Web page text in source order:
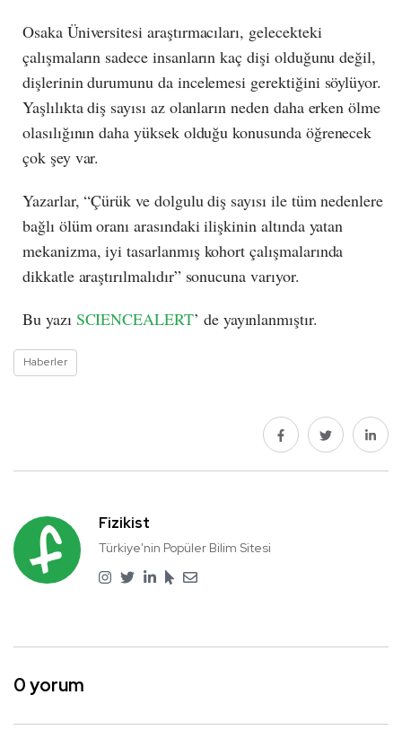
Osaka Üniversitesi araştırmacıları, gelecekteki
çalışmaların sadece insanların kaç dişi olduğunu değil,
dişlerinin durumunu da incelemesi gerektiğini söylüyor.
Yaşlılıkta diş sayısı az olanların neden daha erken ölme
olasılığının daha yüksek olduğu konusunda öğrenecek
çok şey var.
Yazarlar, “Çürük ve dolgulu diş sayısı ile tüm nedenlere
bağlı ölüm oranı arasındaki ilişkinin altında yatan
mekanizma, iyi tasarlanmış kohort çalışmalarında
dikkatle araştırılmalıdır” sonucuna varıyor.
Bu yazı SCIENCEALERT’ de yayınlanmıştır.
Haberler
Fizikist
Türkiye'nin Popüler Bilim Sitesi
0 yorum